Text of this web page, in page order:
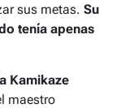
sus metas. Su
tenía apenas
Kamikaze
maestro